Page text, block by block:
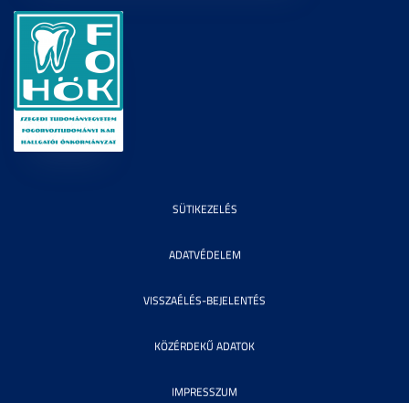
SÜTIKEZELÉS
ADATVÉDELEM
VISSZAÉLÉS-BEJELENTÉS
KÖZÉRDEKŰ ADATOK
IMPRESSZUM